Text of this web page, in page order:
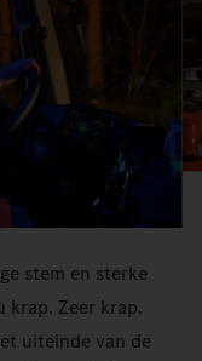
stem en sterke
Zeer krap.
uiteinde van de